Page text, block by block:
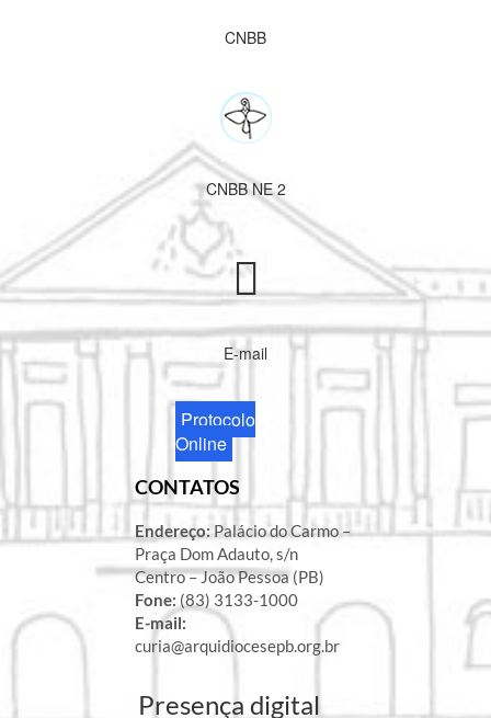
CNBB
CNBB NE 2
E-mail
Protocolo
Online
CONTATOS
Endereço:Palácio do Carmo –
Praça Dom Adauto, s/n
Centro – João Pessoa (PB)
Fone: (83) 3133-1000
E-mail:
curia@arquidiocesepb.org.br
Presença digital